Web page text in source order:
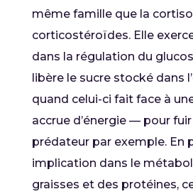
même famille que la
corticostéroïdes. Elle
dans la régulation du
libère le sucre stocké dans
quand celui-ci fait face à
accrue d’énergie — pour
prédateur par exemple. En
implication dans le
graisses et des protéines,